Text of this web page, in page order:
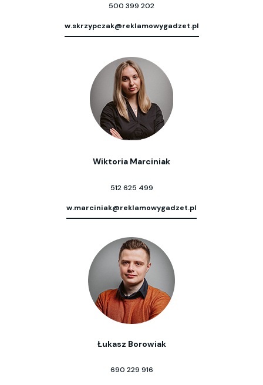
500 399 202
w.skrzypczak@reklamowygadzet.pl
Wiktoria Marciniak
512 625 499
w.marciniak@reklamowygadzet.pl
Łukasz Borowiak
690 229 916